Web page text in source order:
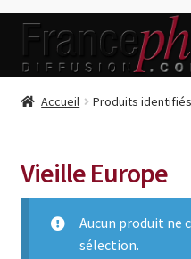
Aller
la
Aller
contenu
Accueil
Conditions de Vente
Accueil Produits
Vieille Europe
Aucun produit ne
sélection.